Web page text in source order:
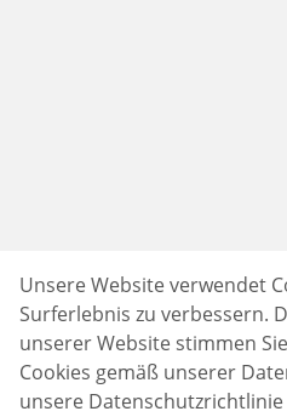
Unsere Website verwendet
Surferlebnis zu verbessern.
unserer Website stimmen
Cookies gemäß unserer
unsere Datenschutzrichtlinie